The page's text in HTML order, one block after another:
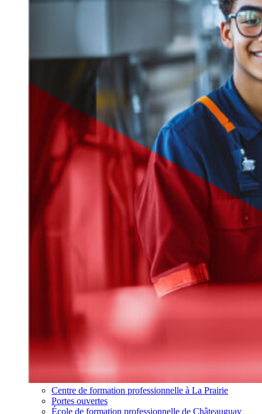
Centre de formation professionnelle à La Prairie
Portes ouvertes
École de formation professionnelle de Châteauguay